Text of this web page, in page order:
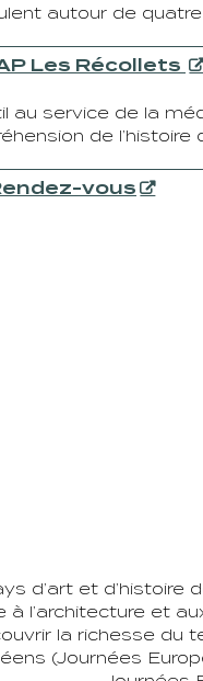
autour de
Les Récollets
au service de la
de
vous
d’art et d’histoire
à l’architecture et
la richesse du
(Journées